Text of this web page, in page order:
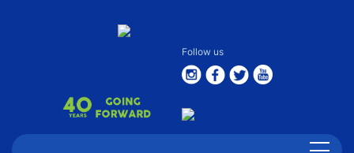
Follow us